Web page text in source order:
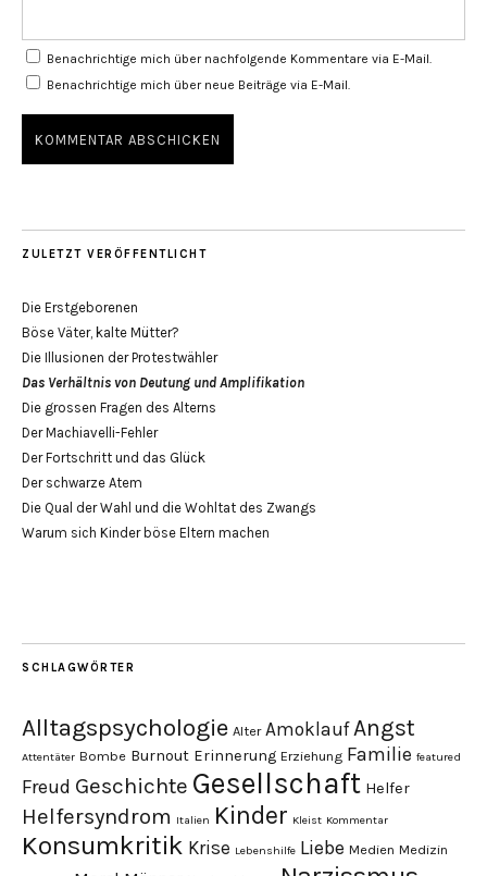
Benachrichtige mich über nachfolgende Kommentare via E-Mail.
Benachrichtige mich über neue Beiträge via E-Mail.
ZULETZT VERÖFFENTLICHT
Die Erstgeborenen
Böse Väter, kalte Mütter?
Die Illusionen der Protestwähler
Das Verhältnis von Deutung und Amplifikation
Die grossen Fragen des Alterns
Der Machiavelli-Fehler
Der Fortschritt und das Glück
Der schwarze Atem
Die Qual der Wahl und die Wohltat des Zwangs
Warum sich Kinder böse Eltern machen
SCHLAGWÖRTER
Alltagspsychologie Alter Amoklauf Angst
Attentäter Bombe Burnout Erinnerung Erziehung Familie featured
Freud Geschichte Gesellschaft Helfer
Helfersyndrom Italien Kinder Kleist Kommentar
Konsumkritik Krise Lebenshilfe Liebe Medien Medizin